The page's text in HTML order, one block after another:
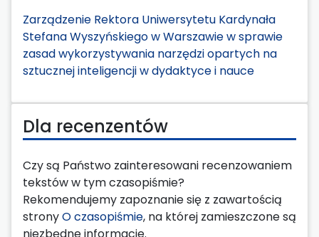
Zarządzenie Rektora Uniwersytetu Kardynała
Stefana Wyszyńskiego w Warszawie w sprawie
zasad wykorzystywania narzędzi opartych na
sztucznej inteligencji w dydaktyce i nauce
Dla recenzentów
Czy są Państwo zainteresowani recenzowaniem
tekstów w tym czasopiśmie?
Rekomendujemy zapoznanie się z zawartością
stronyO czasopiśmie, na której zamieszczone są